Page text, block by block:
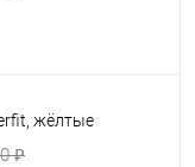
жёлтые
₽